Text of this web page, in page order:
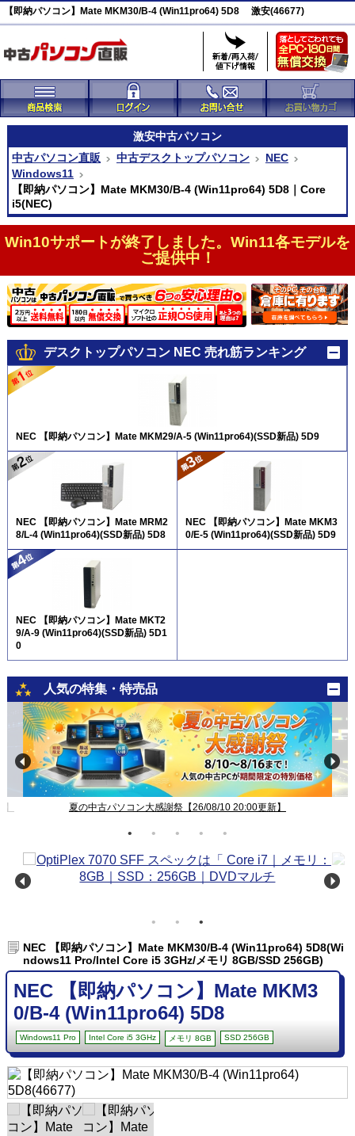
【即納パソコン】Mate MKM30/B-4 (Win11pro64) 5D8 激安(46677)
激安中古パソコン
中古パソコン直販
中古デスクトップパソコン
NEC
Windows11
【即納パソコン】Mate MKM30/B-4 (Win11pro64) 5D8｜Core
i5(NEC)
Win10サポートが終了しました。Win11各モデルを
ご提供中！
デスクトップパソコン NEC 売れ筋ランキング
NEC 【即納パソコン】Mate MKM29/A-5 (Win11pro64)(SSD新品) 5D9
NEC 【即納パソコン】Mate MRM2
8/L-4 (Win11pro64)(SSD新品) 5D8
NEC 【即納パソコン】Mate MKM3
0/E-5 (Win11pro64)(SSD新品) 5D9
NEC 【即納パソコン】Mate MKT2
9/A-9 (Win11pro64)(SSD新品) 5D1
0
人気の特集・特売品
夏の中古パソコン大感謝祭【26/08/10 20:00更新】
NEC 【即納パソコン】Mate MKM30/B-4 (Win11pro64) 5D8(Wi
ndows11 Pro/Intel Core i5 3GHz/メモリ 8GB/SSD 256GB)
NEC 【即納パソコン】Mate MKM3
0/B-4 (Win11pro64) 5D8
Windows11 Pro Intel Core i5 3GHz メモリ 8GB SSD 256GB